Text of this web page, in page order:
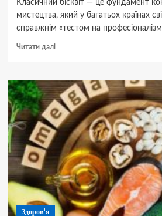
Класичний бісквіт — це фундамент
мистецтва, який у багатьох країнах
справжнім «тестом на
Читати даліДокладніше
бісквітний
торт:
покроковий
рецепт
ідеального
домашнього
десерту
Здоров'я